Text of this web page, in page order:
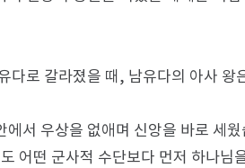
로 갈라졌을 때, 남유다의 아사 왕
서 우상을 없애며 신앙을 바로 세웠
어떤 군사적 수단보다 먼저 하나님